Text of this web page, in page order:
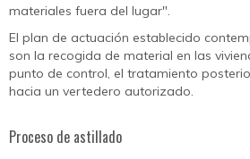
materiales fuera del lugar".
El plan de actuación establecido
son la recogida de material en las
punto de control, el tratamiento
hacia un vertedero autorizado.
Proceso de astillado